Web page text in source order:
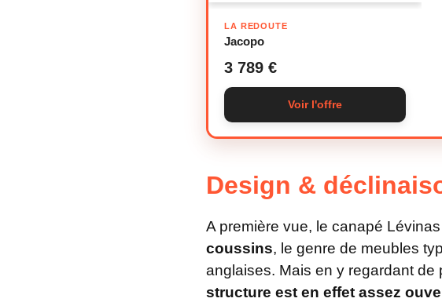
LA REDOUTE
Jacopo
3 789 €
Voir l'offre
Design &
A première vue, le canapé Lévinas
coussins, le genre de meubles
anglaises. Mais en y regardant de
structure est en effet assez